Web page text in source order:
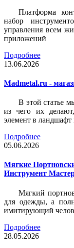
Платформа
набор
управления всем
приложений
Подробнее
13.06.2026
Madmetal.ru -
В этой статье
из чего их
элемент в ландшафт
Подробнее
05.06.2026
Мягкие
Инструмент
Мягкий
для одежды, а
имитирующий
Подробнее
28.05.2026